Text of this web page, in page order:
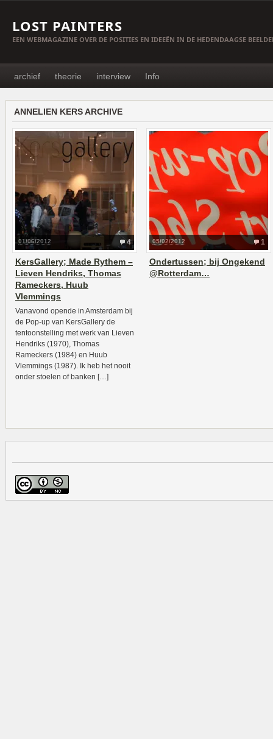
LOST PAINTERS
EEN WEBMAGAZINE OVER DE POSITIES EN IDEEËN IN DE HEDENDAAGSE
archief theorie interview Info
ANNELIEN KERS ARCHIVE
4
01/06/2012
KersGallery; Made Rythem –
Lieven Hendriks, Thomas
Rameckers, Huub
Vlemmings
Vanavond opende in Amsterdam bij
de Pop-up van KersGallery de
tentoonstelling met werk van Lieven
Hendriks (1970), Thomas
Rameckers (1984) en Huub
Vlemmings (1987). Ik heb het nooit
onder stoelen of banken […]
1
05/02/2012
Ondertussen; bij Ongekend
@Rotterdam…